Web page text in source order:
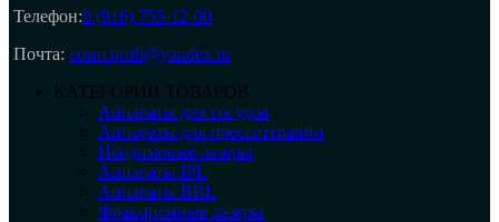
Телефон:8 (916) 755-12-00
Почта: cosm.profi@yandex.ru
КАТЕГОРИИ ТОВАРОВ
Аппараты для сосудов
Аппараты для прессотерапии
Неодимовые лазеры
Аппараты IPL
Аппараты BBL
Фракционные лазеры